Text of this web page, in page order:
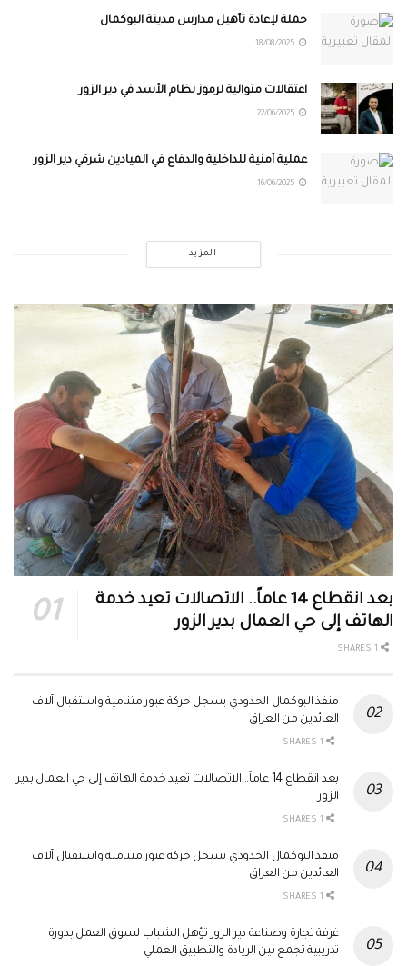
حملة لإعادة تأهيل مدارس مدينة البوكمال
اعتقالات متوالية لرموز نظام الأسد في دير الزور
عملية أمنية للداخلية والدفاع في الميادين شرقي دير الزور
المزيد
بعد انقطاع 14 عاماً.. الاتصالات تعيد خدمة
الهاتف إلى حي العمال بدير الزور
منفذ البوكمال الحدودي يسجل حركة عبور متنامية واستقبال آلاف
العائدين من العراق
بعد انقطاع 14 عاماً.. الاتصالات تعيد خدمة الهاتف إلى حي العمال بدير
الزور
منفذ البوكمال الحدودي يسجل حركة عبور متنامية واستقبال آلاف
العائدين من العراق
غرفة تجارة وصناعة دير الزور تؤهل الشباب لسوق العمل بدورة
تدريبية تجمع بين الريادة والتطبيق العملي